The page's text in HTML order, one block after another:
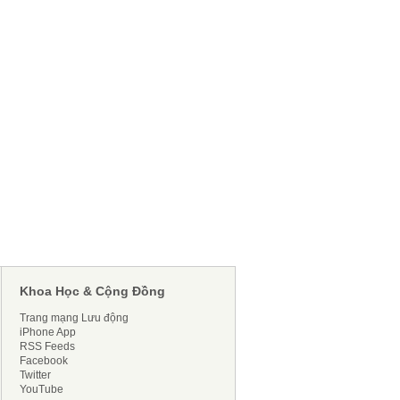
Khoa Học & Cộng Đồng
Trang mạng Lưu động
iPhone App
RSS Feeds
Facebook
Twitter
YouTube